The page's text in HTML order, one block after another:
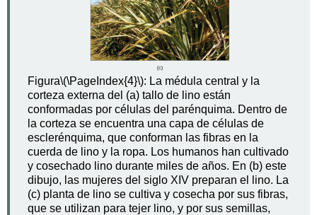
Figura\(\PageIndex{4}\): La médula central y la
corteza externa del (a) tallo de lino están
conformadas por células del parénquima. Dentro de
la corteza se encuentra una capa de células de
esclerénquima, que conforman las fibras en la
cuerda de lino y la ropa. Los humanos han cultivado
y cosechado lino durante miles de años. En (b) este
dibujo, las mujeres del siglo XIV preparan el lino. La
(c) planta de lino se cultiva y cosecha por sus fibras,
que se utilizan para tejer lino, y por sus semillas,